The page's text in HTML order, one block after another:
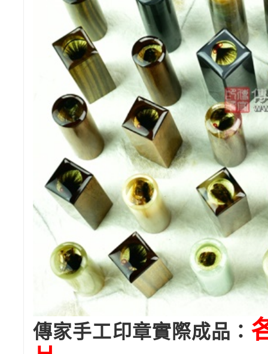
傳家手工印章實際成品：